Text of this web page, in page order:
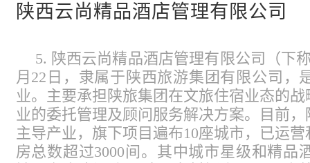
陕西云尚精品酒店管理有限公司
5. 陕西云尚精品酒店管理有限公司（下
月22日，隶属于陕西旅游集团有限公司，
业。主要承担陕旅集团在文旅住宿业态的
业的委托管理及顾问服务解决方案。目前
主导产业，旗下项目遍布10座城市，已运
房总数超过3000间。其中城市星级和精品